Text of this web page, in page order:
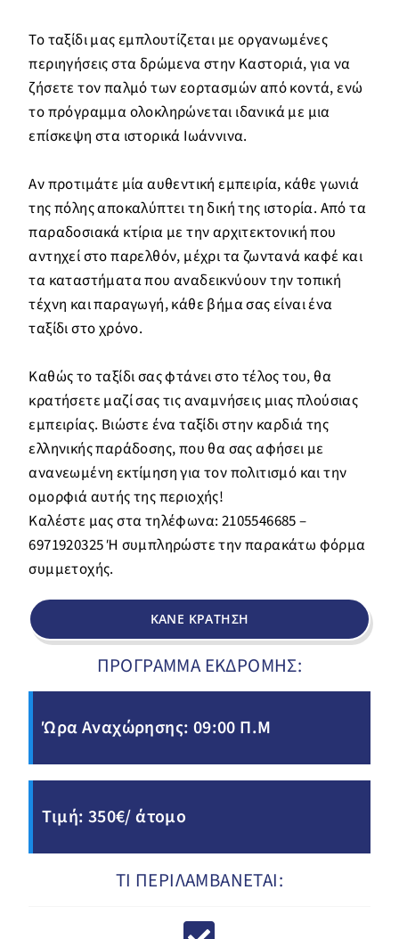
Το ταξίδι μας εμπλουτίζεται με οργανωμένες
περιηγήσεις στα δρώμενα στην Καστοριά, για να
ζήσετε τον παλμό των εορτασμών από κοντά, ενώ
το πρόγραμμα ολοκληρώνεται ιδανικά με μια
επίσκεψη στα ιστορικά Ιωάννινα.
Αν προτιμάτε μία αυθεντική εμπειρία, κάθε γωνιά
της πόλης αποκαλύπτει τη δική της ιστορία. Από τα
παραδοσιακά κτίρια με την αρχιτεκτονική που
αντηχεί στο παρελθόν, μέχρι τα ζωντανά καφέ και
τα καταστήματα που αναδεικνύουν την τοπική
τέχνη και παραγωγή, κάθε βήμα σας είναι ένα
ταξίδι στο χρόνο.
Καθώς το ταξίδι σας φτάνει στο τέλος του, θα
κρατήσετε μαζί σας τις αναμνήσεις μιας πλούσιας
εμπειρίας. Βιώστε ένα ταξίδι στην καρδιά της
ελληνικής παράδοσης, που θα σας αφήσει με
ανανεωμένη εκτίμηση για τον πολιτισμό και την
ομορφιά αυτής της περιοχής!
Καλέστε μας στα τηλέφωνα: 2105546685 –
6971920325 Ή συμπληρώστε την παρακάτω φόρμα
συμμετοχής.
ΚΑΝΕ ΚΡΑΤΗΣΗ
ΠΡΟΓΡΑΜΜΑ ΕΚΔΡΟΜΗΣ:
Ώρα Αναχώρησης: 09:00 Π.Μ
Τιμή: 350€/ άτομο
ΤΙ ΠΕΡΙΛΑΜΒΑΝΕΤΑΙ: